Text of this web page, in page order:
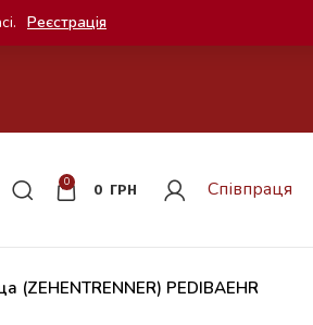
0
0 ГРН Співпраця
(ZEHENTRENNER) PEDIBAEHR
Реєстрація